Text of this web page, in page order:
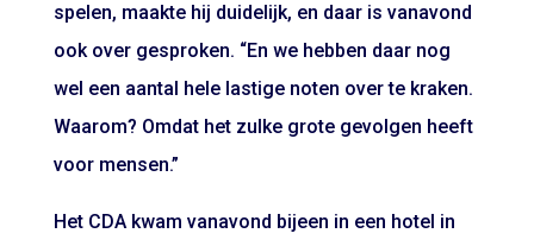
spelen, maakte hij duidelijk, en daar is vanavond
ook over gesproken. “En we hebben daar nog
wel een aantal hele lastige noten over te kraken.
Waarom? Omdat het zulke grote gevolgen heeft
voor mensen.”
Het CDA kwam vanavond bijeen in een hotel in